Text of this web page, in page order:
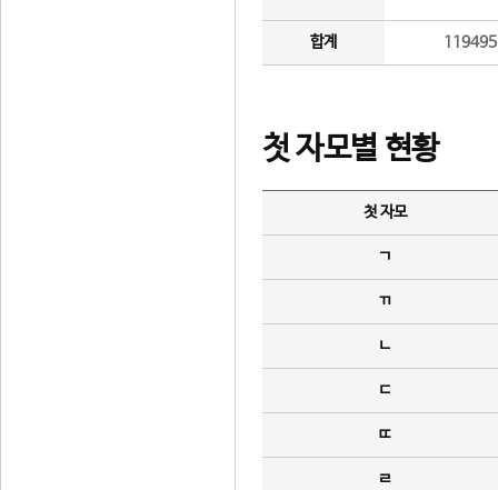
합계
첫 자모별 현황
첫 자모
ㄱ
ㄲ
ㄴ
ㄷ
ㄸ
ㄹ